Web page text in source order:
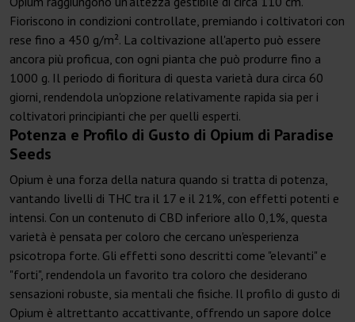
Fioriscono in condizioni controllate, premiando i coltivatori con
rese fino a 450 g/m². La coltivazione all'aperto può essere
ancora più proficua, con ogni pianta che può produrre fino a
1000 g. Il periodo di fioritura di questa varietà dura circa 60
giorni, rendendola un'opzione relativamente rapida sia per i
coltivatori principianti che per quelli esperti.
Potenza e Profilo di Gusto di Opium di Paradise
Seeds
Opium è una forza della natura quando si tratta di potenza,
vantando livelli di THC tra il 17 e il 21%, con effetti potenti e
intensi. Con un contenuto di CBD inferiore allo 0,1%, questa
varietà è pensata per coloro che cercano un'esperienza
psicotropa forte. Gli effetti sono descritti come "elevanti" e
"forti", rendendola un favorito tra coloro che desiderano
sensazioni robuste, sia mentali che fisiche. Il profilo di gusto di
Opium è altrettanto accattivante, offrendo un sapore dolce